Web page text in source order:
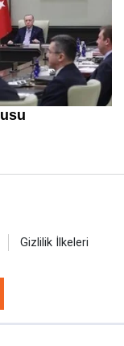
Gizlilik İlkeleri